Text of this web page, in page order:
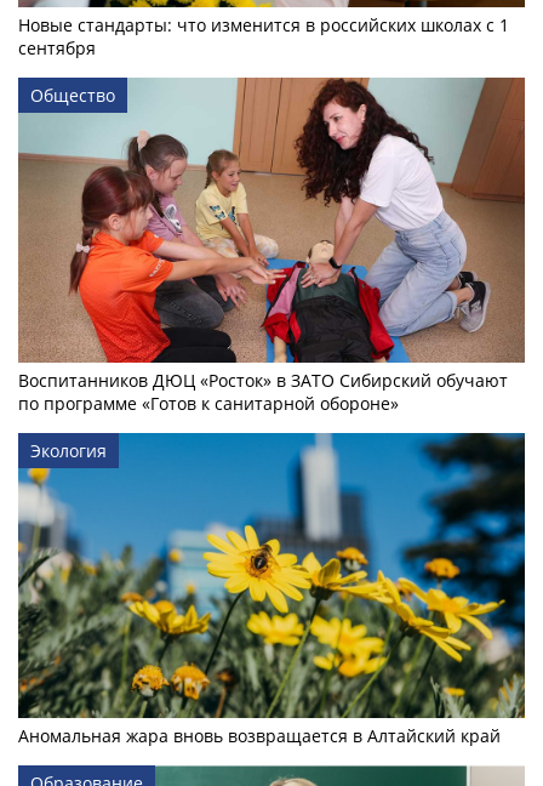
Новые стандарты: что изменится в российских школах с 1
сентября
Общество
Воспитанников ДЮЦ «Росток» в ЗАТО Сибирский обучают
по программе «Готов к санитарной обороне»
Экология
Аномальная жара вновь возвращается в Алтайский край